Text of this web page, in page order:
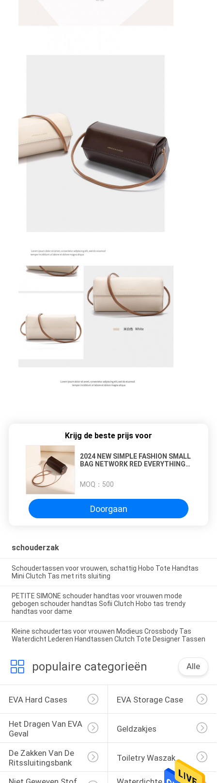
Krijg de beste prijs voor
2024 NEW SIMPLE FASHION SMALL
BAG NETWORK RED EVERYTHING
Vrouwelijke tas FASHION NICHE
CYLINDER BAG
MOQ： 500
Doorgaan
schouderzak
Schoudertassen voor vrouwen, schattig Hobo Tote Handtas
Mini Clutch Tas met rits sluiting
PETITE SIMONE schouder handtas voor vrouwen mode
gebogen schouder handtas Sofii Clutch Hobo tas trendy
handtas voor dame
Kleine schoudertas voor vrouwen Modieus Crossbody Tas
Waterdicht Lederen Handtassen Clutch Tote Designer Tassen
populaire categorieën Alle
EVA Hard Cases EVA Storage Case
Het Dragen Van EVA
Geval
Geldzakjes
De Zakken Van De
Ritssluitingsbank
Toiletry Waszak